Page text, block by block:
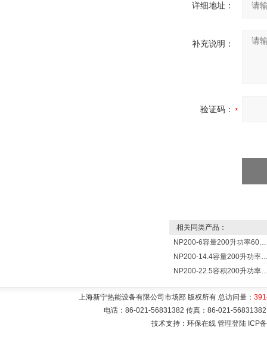
详细地址：
补充说明：
验证码：
相关同类产品：
NP200-6容量200升功率6000瓦新宁电热水器 热水锅炉
NP200-14.4容量200升功率14400瓦蓄
NP200-22.5容积200升功率22500瓦储
上海新宁热能设备有限公司市场部 版权所有 总访问量：
电话：86-021-56831382 传真：86-021-
技术支持：环保在线 管理登陆 ICP